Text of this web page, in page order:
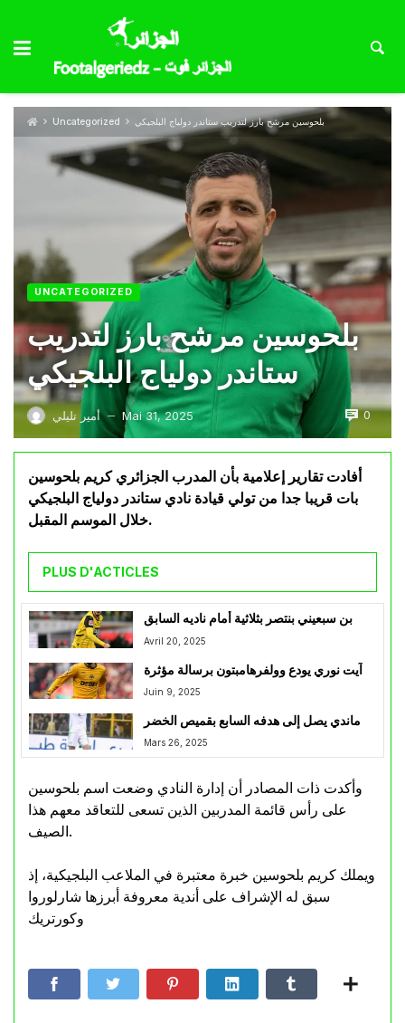
Uncategorized بلحوسين مرشح بارز لتدريب ستاندر دولياج البلجيكي
UNCATEGORIZED
بلحوسين مرشح بارز لتدريب
ستاندر دولياج البلجيكي
أمير تليلي — Mai 31, 2025 0
أفادت تقارير إعلامية بأن المدرب الجزائري كريم بلحوسين
بات قريبا جدا من تولي قيادة نادي ستاندر دولياج البلجيكي
خلال الموسم المقبل.
PLUS D'ACTICLES
بن سبعيني بنتصر بثلاثية أمام ناديه السابق
Avril 20, 2025
آيت نوري يودع وولفرهامبتون برسالة مؤثرة
Juin 9, 2025
ماندي يصل إلى هدفه السابع بقميص الخضر
Mars 26, 2025
وأكدت ذات المصادر أن إدارة النادي وضعت اسم بلحوسين
على رأس قائمة المدربين الذين تسعى للتعاقد معهم هذا
الصيف.
ويملك كريم بلحوسين خبرة معتبرة في الملاعب البلجيكية، إذ
سبق له الإشراف على أندية معروفة أبرزها شارلوروا
وكورتريك